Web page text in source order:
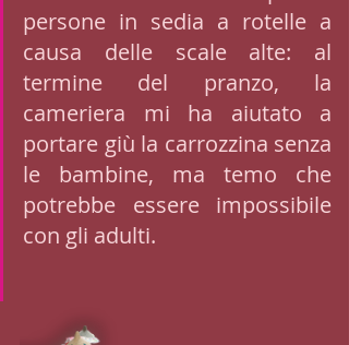
persone in sedia a rotelle a
causa delle scale alte: al
termine del pranzo, la
cameriera mi ha aiutato a
portare giù la carrozzina senza
le bambine, ma temo che
potrebbe essere impossibile
con gli adulti.